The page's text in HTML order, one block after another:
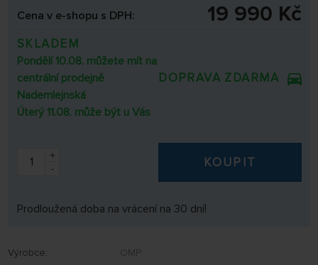
Cena v e-shopu s DPH: 19 990 Kč
SKLADEM
Pondělí 10.08. můžete mít na
centrální prodejně
Nademlejnská
Úterý 11.08. může být u Vás
DOPRAVA ZDARMA
+
-
KOUPIT
Prodloužená doba na vrácení na 30 dní!
Výrobce: OMP